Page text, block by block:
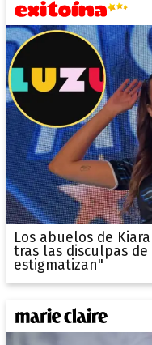
Los abuelos de
tras las disculpas de
estigmatizan"